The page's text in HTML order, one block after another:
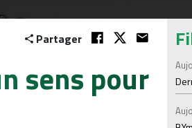
Partager
sens pour